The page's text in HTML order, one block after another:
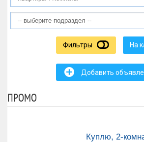
Фильтры На
+ Добавить
ПРОМО
Куплю, 2-